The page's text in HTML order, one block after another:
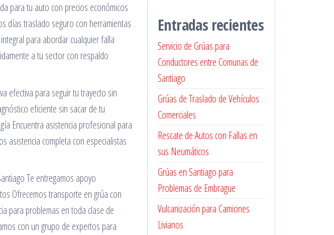
para tu auto con precios económicos
días traslado seguro con herramientas
para abordar cualquier falla
a tu sector con respaldo
efectiva para seguir tu trayecto sin
eficiente sin sacar de tu
Encuentra asistencia profesional para
asistencia completa con especialistas
Te entregamos apoyo
Ofrecemos transporte en grúa con
para problemas en toda clase de
con un grupo de expertos para
Entradas recientes
Servicio de Grúas para
Conductores entre Comunas de
Santiago
Grúas de Traslado de Vehículos
Comerciales
Rescate de Autos con Fallas en
sus Neumáticos
Grúas en Santiago para
Problemas de Embrague
Vulcanización para Camiones
Livianos